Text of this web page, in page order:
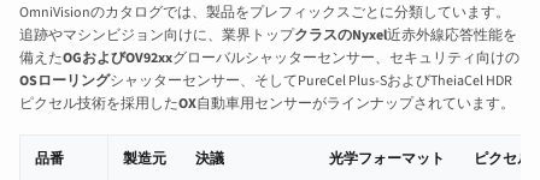
OmniVisionのカタログでは、製品をプレフィックスごとに分類しています。
追跡やマシンビジョン向けに、業界トップクラスのNyxel近赤外線応答性能を
備えたOGおよびOV92xxグローバルシャッターセンサー、セキュリティ向けの
OSローリングシャッターセンサー、そしてPureCel Plus-SおよびTheiaCel HDR
ピクセル技術を採用したOX自動車用センサーがラインナップされています。
品番 製造元 決議 光学フォーマット ピクセル